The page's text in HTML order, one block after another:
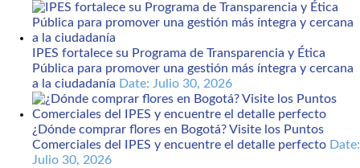
IPES fortalece su Programa de Transparencia y Ética
Pública para promover una gestión más íntegra y cercana
a la ciudadanía Date: Julio 30, 2026
¿Dónde comprar flores en Bogotá? Visite los Puntos
Comerciales del IPES y encuentre el detalle perfecto Date:
Julio 30, 2026